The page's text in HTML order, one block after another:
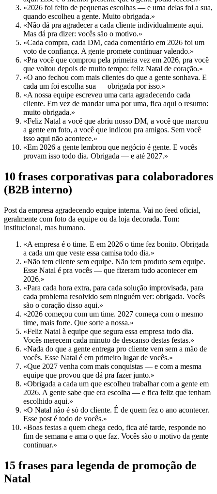
«2026 foi feito de pequenas escolhas — e uma delas foi a sua,
quando escolheu a gente. Muito obrigada.»
«Não dá pra agradecer a cada cliente individualmente aqui.
Mas dá pra dizer: vocês são o motivo.»
«Cada compra, cada DM, cada comentário em 2026 foi um
voto de confiança. A gente promete continuar valendo.»
«Pra você que comprou pela primeira vez em 2026, pra você
que voltou depois de muito tempo: feliz Natal de coração.»
«O ano fechou com mais clientes do que a gente sonhava. E
cada um foi escolha sua — obrigada por isso.»
«A nossa equipe escreveu uma carta agradecendo cada
cliente. Em vez de mandar uma por uma, fica aqui o resumo:
muito obrigada.»
«Feliz Natal a você que abriu nosso DM, a você que marcou
a gente em foto, a você que indicou pra amigos. Sem você
isso aqui não acontece.»
«Em 2026 a gente lembrou que negócio é gente. E vocês
provam isso todo dia. Obrigada — e até 2027.»
10 frases corporativas para colaboradores
(B2B interno)
Post da empresa agradecendo equipe interna. Vai no feed oficial,
geralmente com foto da equipe ou da loja decorada. Tom:
institucional, mas humano.
«A empresa é o time. E em 2026 o time fez bonito. Obrigada
a cada um que veste essa camisa todo dia.»
«Não tem cliente sem equipe. Não tem produto sem equipe.
Esse Natal é pra vocês — que fizeram tudo acontecer em
2026.»
«Para cada hora extra, para cada solução improvisada, para
cada problema resolvido sem ninguém ver: obrigada. Vocês
são o coração disso aqui.»
«2026 começou com um time. 2027 começa com o mesmo
time, mais forte. Que sorte a nossa.»
«Feliz Natal à equipe que segura essa empresa todo dia.
Vocês merecem cada minuto de descanso destas festas.»
«Nada do que a gente entrega pro cliente vem sem a mão de
vocês. Esse Natal é em primeiro lugar de vocês.»
«Que 2027 venha com mais conquistas — e com a mesma
equipe que provou que dá pra fazer junto.»
«Obrigada a cada um que escolheu trabalhar com a gente em
2026. A gente sabe que era escolha — e fica feliz que tenham
escolhido aqui.»
«O Natal não é só do cliente. É de quem fez o ano acontecer.
Esse post é todo de vocês.»
«Boas festas a quem chega cedo, fica até tarde, responde no
fim de semana e ama o que faz. Vocês são o motivo da gente
continuar.»
15 frases para legenda de promoção de
Natal